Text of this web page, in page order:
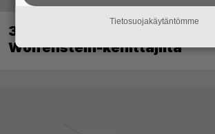
30-vuotias Quake sai uuden
Wolfenstein-kehittäjiltä
Tietosuojakäytäntömme